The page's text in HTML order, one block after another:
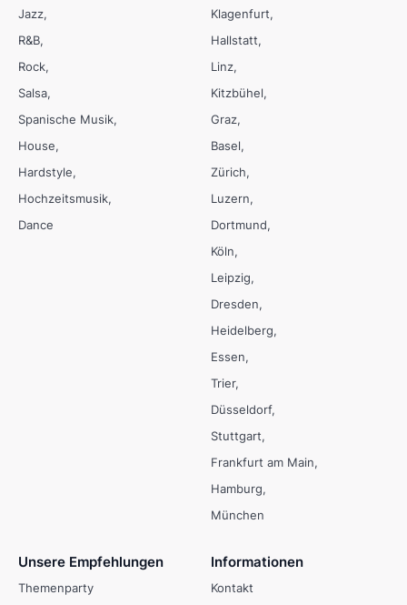
Jazz
R&B
Rock
Salsa
Spanische Musik
House
Hardstyle
Hochzeitsmusik
Dance
Klagenfurt
Hallstatt
Linz
Kitzbühel
Graz
Basel
Zürich
Luzern
Dortmund
Köln
Leipzig
Dresden
Heidelberg
Essen
Trier
Düsseldorf
Stuttgart
Frankfurt am Main
Hamburg
München
Unsere Empfehlungen
Themenparty
Informationen
Kontakt